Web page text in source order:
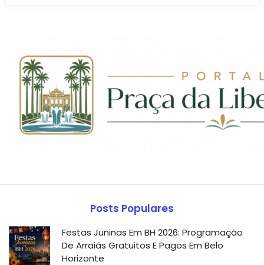
Posts Populares
Festas Juninas Em BH 2026: Programação
De Arraiás Gratuitos E Pagos Em Belo
Horizonte